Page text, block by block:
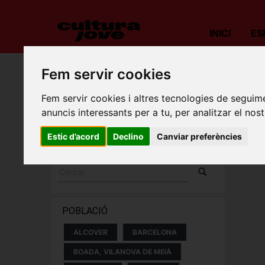
Fem servir cookies
Fem servir cookies i altres tecnologies de
anuncis interessants per a tu, per analitzar el
Estic d’acord Declino Canviar preferències
INICI
ESPECTACLES I
CONCERTS
POBLACIÓ
ALCOVER BARCELONA
BOADA, VILANOVA DE MEIÀ